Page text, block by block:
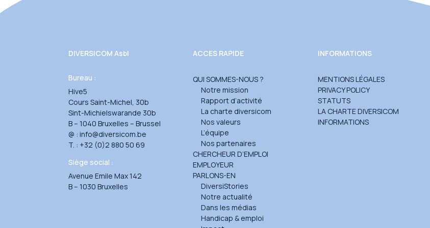
DIVERSICOM Asbl
Bureau :
Hive5
Cours Saint-Michel, 30b
Sint-Michielswarande 30b
B – 1040 Bruxelles – Brussel
@ : info@diversicom.be
T. : +32 (0)2 880 50 69
Siège social :
Avenue Emile Max 142
B – 1030 Bruxelles
ACCES RAPIDE
QUI SOMMES-NOUS ?
Notre mission
Rapport d’activité
La charte diversicom
Nos valeurs
L’équipe
Nos partenaires
CHERCHEUR D’EMPLOI
EMPLOYEUR
PARLONS-EN
DiversiStories
Notre actualité
Dans les médias
Handicap & emploi
INFORMATIONS
MENTIONS LÉGALES
PRIVACY POLICY
STATUTS
LA CHARTE DIVERSICOM
INFORMATIONS